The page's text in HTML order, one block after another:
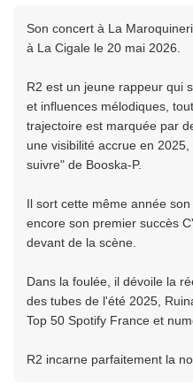
Son concert à La
à La Cigale le 20 mai 2026.
R2 est un jeune rappeur qui
et influences mélodiques,
trajectoire est marquée par
une visibilité accrue en
suivre" de Booska-P.
Il sort cette même année
encore son premier succès
devant de la scène.
Dans la foulée, il dévoile la
des tubes de l'été 2025,
Top 50 Spotify France et
R2 incarne parfaitement la